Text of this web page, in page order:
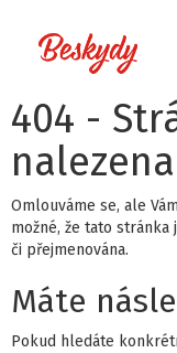
404 -
nalezena
Omlouváme se, ale
možné, že tato
či přejmenována.
Máte
Pokud hledáte